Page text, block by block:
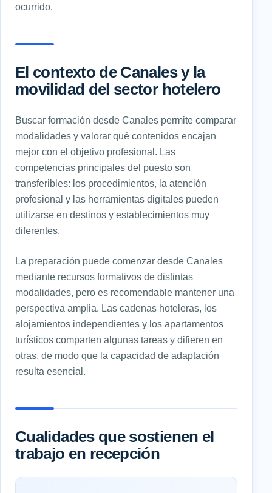
ocurrido.
El contexto de Canales y la
movilidad del sector hotelero
Buscar formación desde Canales permite comparar
modalidades y valorar qué contenidos encajan
mejor con el objetivo profesional. Las
competencias principales del puesto son
transferibles: los procedimientos, la atención
profesional y las herramientas digitales pueden
utilizarse en destinos y establecimientos muy
diferentes.
La preparación puede comenzar desde Canales
mediante recursos formativos de distintas
modalidades, pero es recomendable mantener una
perspectiva amplia. Las cadenas hoteleras, los
alojamientos independientes y los apartamentos
turísticos comparten algunas tareas y difieren en
otras, de modo que la capacidad de adaptación
resulta esencial.
Cualidades que sostienen el
trabajo en recepción